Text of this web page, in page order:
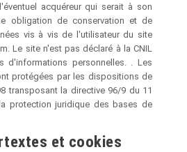
acquéreur qui serait à son
obligation de conservation et de
vis à vis de l'utilisateur du site
Le site n'est pas déclaré à la CNIL
d'informations personnelles. . Les
protégées par les dispositions de
transposant la directive 96/9 du 11
protection juridique des bases de
et cookies